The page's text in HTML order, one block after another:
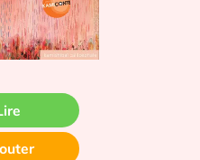
et dragons